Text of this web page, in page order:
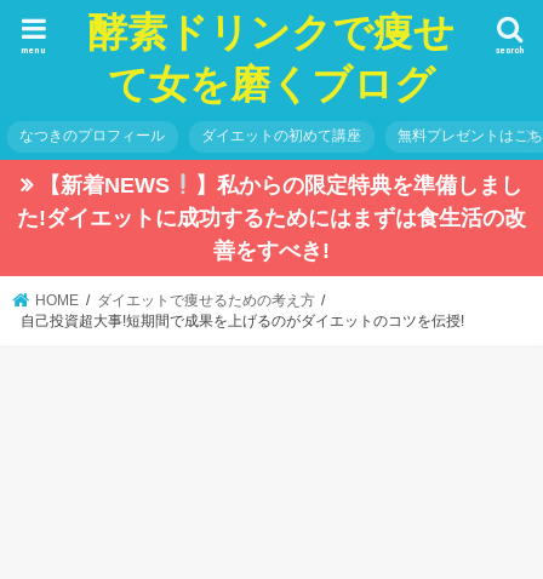
酵素ドリンクで痩せ
て女を磨くブログ
search
menu
なつきのプロフィール ダイエットの初めて講座 無料プレゼントはこ
【新着NEWS
】私からの限定特典を準備しまし
た!ダイエットに成功するためにはまずは食生活の改
善をすべき!
HOME
ダイエットで痩せるための考え方
自己投資超大事!短期間で成果を上げるのがダイエットのコツを伝授!